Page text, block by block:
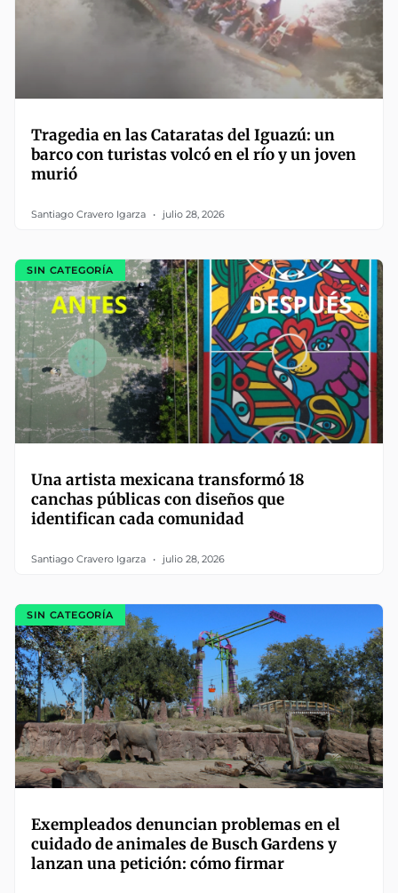
Tragedia en las Cataratas del Iguazú: un
barco con turistas volcó en el río y un joven
murió
Santiago Cravero Igarza julio 28, 2026
SIN CATEGORÍA
Una artista mexicana transformó 18
canchas públicas con diseños que
identifican cada comunidad
Santiago Cravero Igarza julio 28, 2026
SIN CATEGORÍA
Exempleados denuncian problemas en el
cuidado de animales de Busch Gardens y
lanzan una petición: cómo firmar